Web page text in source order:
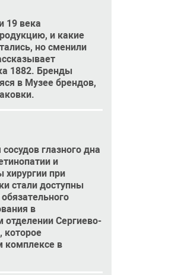
19 века
и какие
но сменили
1882. Бренды
в Музее брендов,
глазного дна
и
при
стали доступны
в
Сергиево-
которое
комплексе в